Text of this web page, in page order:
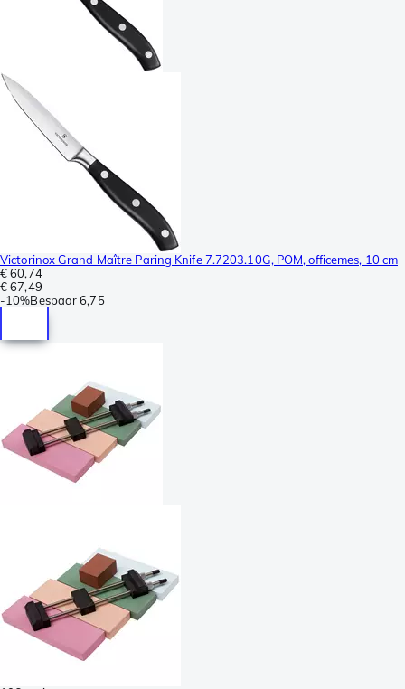
Victorinox Grand Maître Paring Knife 7.7203.10G, POM, officemes, 10 cm
€ 60,74
€ 67,49
-10%Bespaar 6,75